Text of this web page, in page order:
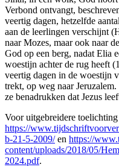
Verbond ontvangt,
veertig dagen, hetzelfde
aan de leerlingen verschijnt
naar Mozes, maar ook naar
God op een berg, nadat Elia
woestijn achter de rug heeft
veertig dagen in de woestijn
trekt, op weg naar
ze benadrukken dat Jezus
Voor uitgebreidere
https://
b-21-5-2009/en https://
content/uploads/2018/05/
2024.pdf.